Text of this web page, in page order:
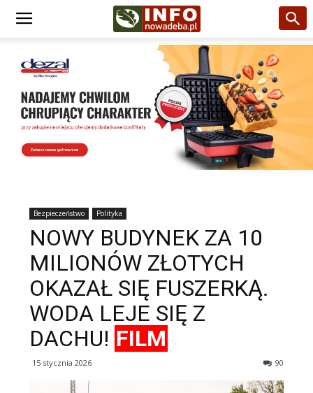
Bezpieczeństwo Polityka
NOWY BUDYNEK ZA 10
MILIONÓW ZŁOTYCH
OKAZAŁ SIĘ FUSZERKĄ.
WODA LEJE SIĘ Z
DACHU! FILM
15 stycznia 2026 90